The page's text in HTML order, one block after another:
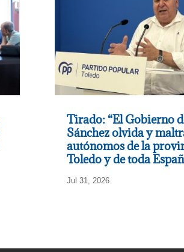
Tirado: “El Gobierno
Sánchez olvida y
autónomos de la
Toledo y de toda
Jul 31, 2026